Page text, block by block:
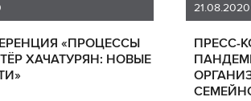
«ПРОЦЕССЫ
ХАЧАТУРЯН: НОВЫЕ
ПРЕСС-